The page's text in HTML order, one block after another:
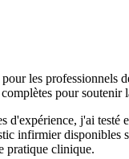
les professionnels
pour soutenir
d'expérience, j'ai
infirmier
pratique clinique.